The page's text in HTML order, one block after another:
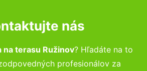
nás
na terasu Ružinov? Hľadáte na to
profesionálov za